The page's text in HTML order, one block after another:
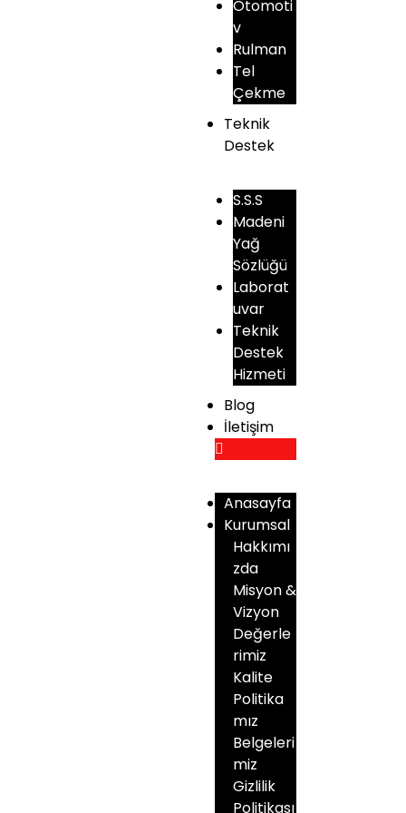
Otomoti
v
Rulman
Tel
Çekme
Teknik
Destek
S.S.S
Madeni
Yağ
Sözlüğü
Laborat
uvar
Teknik
Destek
Hizmeti
Blog
İletişim
Anasayfa
Kurumsal
Hakkımı
zda
Misyon &
Vizyon
Değerle
rimiz
Kalite
Politika
mız
Belgeleri
miz
Gizlilik
Politikası